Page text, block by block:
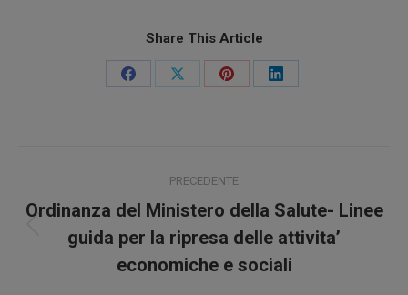
Share This Article
CondividiCondividiCondividiCondividi
tra
PRECEDENTE
Post
precedente:
Ordinanza del Ministero della Salute- Linee
guida per la ripresa delle attivita’
economiche e sociali